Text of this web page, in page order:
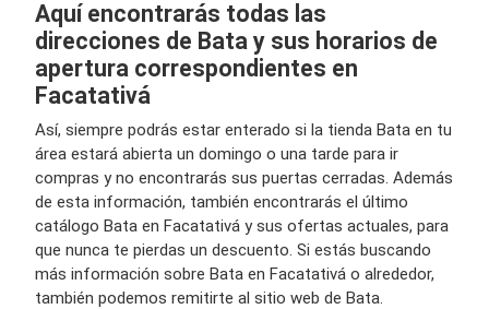
Aquí encontrarás todas las
direcciones de Bata y sus horarios de
apertura correspondientes en
Facatativá
Así, siempre podrás estar enterado si la tienda Bata en tu
área estará abierta un domingo o una tarde para ir
compras y no encontrarás sus puertas cerradas. Además
de esta información, también encontrarás el último
catálogo Bata en Facatativá y sus ofertas actuales, para
que nunca te pierdas un descuento. Si estás buscando
más información sobre Bata en Facatativá o alrededor,
también podemos remitirte al sitio web de Bata.